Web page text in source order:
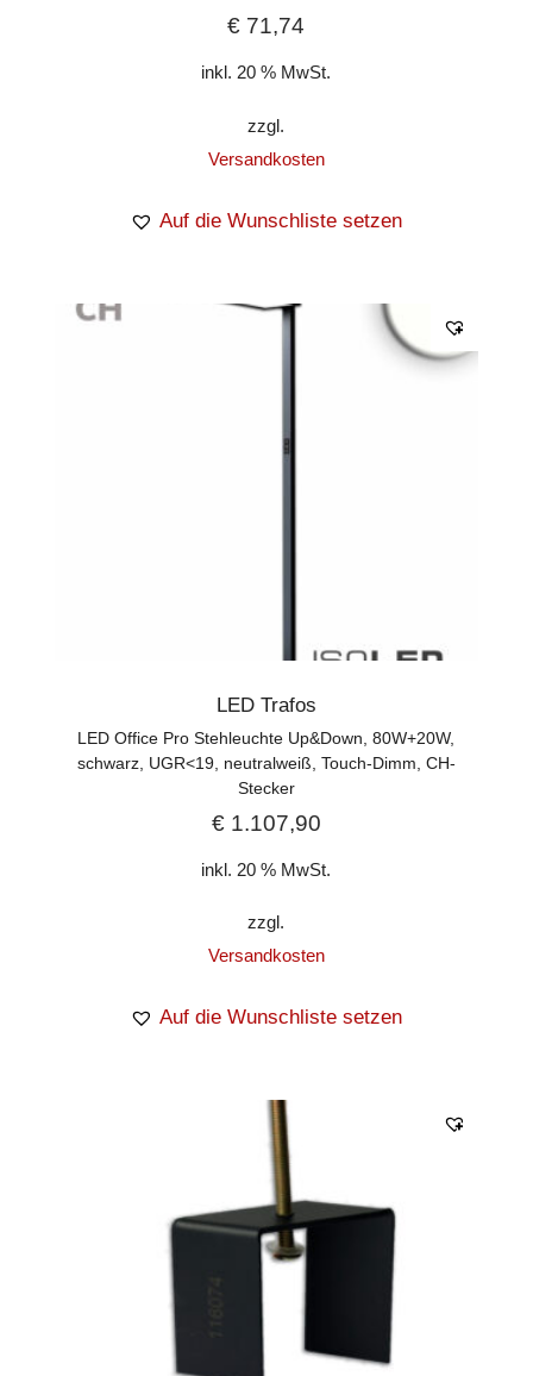
€ 71,74
inkl. 20 % MwSt.
zzgl.
Versandkosten
Auf die Wunschliste setzen
LED Trafos
LED Office Pro Stehleuchte Up&Down, 80W+20W,
schwarz, UGR<19, neutralweiß, Touch-Dimm, CH-
Stecker
€1.107,90
inkl. 20 % MwSt.
zzgl.
Versandkosten
Auf die Wunschliste setzen